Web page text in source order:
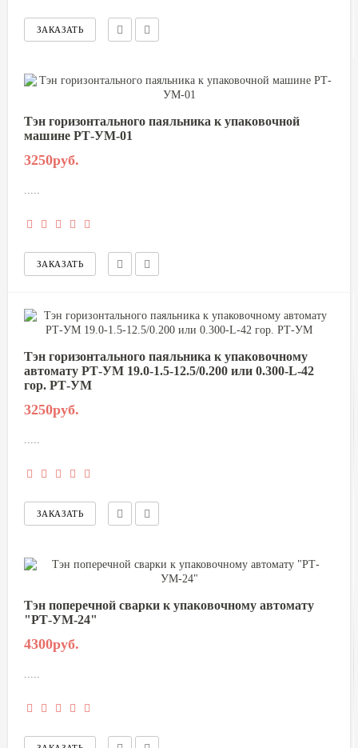
Тэн горизонтального паяльника к упаковочной
машине РТ-УМ-01
3250руб.
Тэн горизонтального паяльника к упаковочному
автомату РТ-УМ 19.0-1.5-12.5/0.200 или 0.300-L-42
гор. РТ-УМ
3250руб.
Тэн поперечной сварки к упаковочному автомату
"РТ-УМ-24"
4300руб.